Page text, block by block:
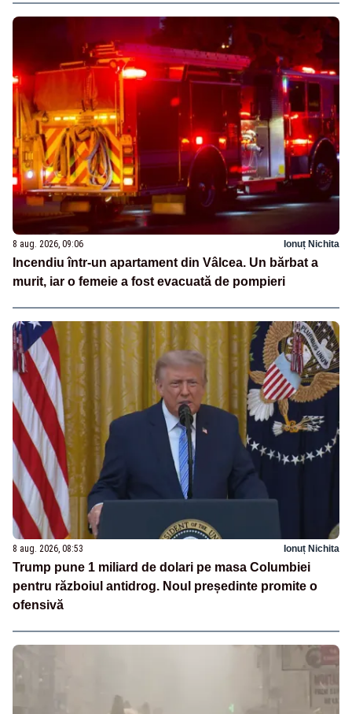
8 aug. 2026, 09:06 Ionuț Nichita
Incendiu într-un apartament din Vâlcea. Un bărbat a
murit, iar o femeie a fost evacuată de pompieri
8 aug. 2026, 08:53 Ionuț Nichita
Trump pune 1 miliard de dolari pe masa Columbiei
pentru războiul antidrog. Noul președinte promite o
ofensivă